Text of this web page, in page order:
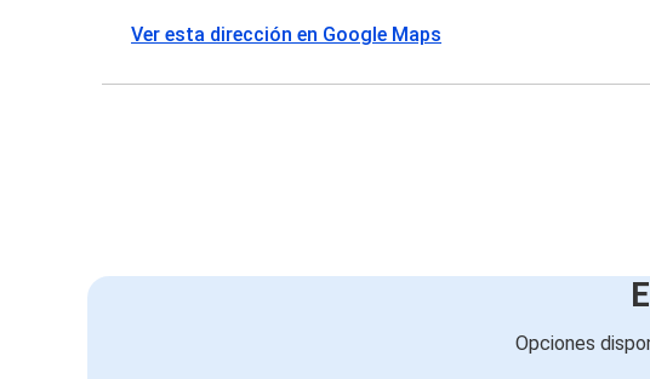
Ver esta dirección en Google Maps
Opciones